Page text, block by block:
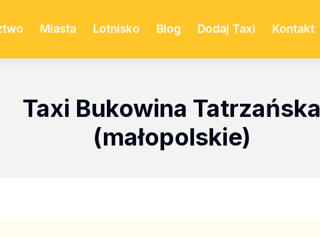
Miasta Lotnisko Blog Dodaj Taxi Kontakt
Taxi Bukowina Tatrzańska
(małopolskie)